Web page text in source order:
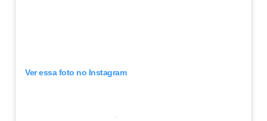
Ver essa foto no Instagram